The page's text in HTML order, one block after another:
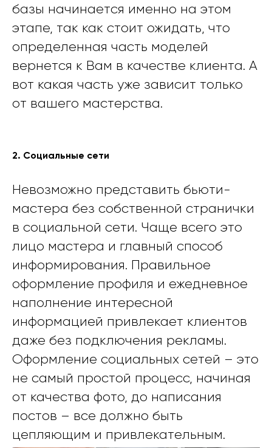
базы начинается именно на этом
этапе, так как стоит ожидать, что
определенная часть моделей
вернется к Вам в качестве клиента. А
вот какая часть уже зависит только
от вашего мастерства.
2. Социальные сети
Невозможно представить бьюти-
мастера без собственной странички
в социальной сети. Чаще всего это
лицо мастера и главный способ
информирования. Правильное
оформление профиля и ежедневное
наполнение интересной
информацией привлекает клиентов
даже без подключения рекламы.
Оформление социальных сетей – это
не самый простой процесс, начиная
от качества фото, до написания
постов – все должно быть
цепляющим и привлекательным.